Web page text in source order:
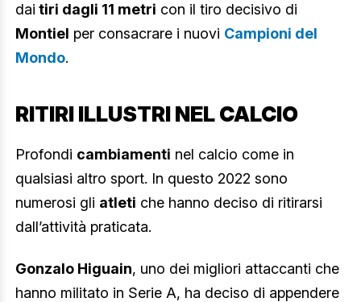
dai tiri dagli 11 metri con il tiro decisivo di
Montiel per consacrare i nuovi Campioni del
Mondo.
RITIRI ILLUSTRI NEL CALCIO
Profondi cambiamenti nel calcio come in
qualsiasi altro sport. In questo 2022 sono
numerosi gli atleti che hanno deciso di ritirarsi
dall’attività praticata.
Gonzalo Higuain, uno dei migliori attaccanti che
hanno militato in Serie A, ha deciso di appendere